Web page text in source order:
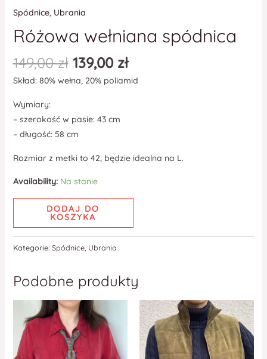
Spódnice, Ubrania
Różowa wełniana spódnica
149,00zł 139,00 zł
Skład: 80% wełna, 20% poliamid
Wymiary:
– szerokość w pasie: 43 cm
– długość: 58 cm
Rozmiar z metki to 42, będzie idealna na L.
Availability: Na stanie
DODAJ DO
KOSZYKA
Kategorie: Spódnice, Ubrania
Podobne produkty